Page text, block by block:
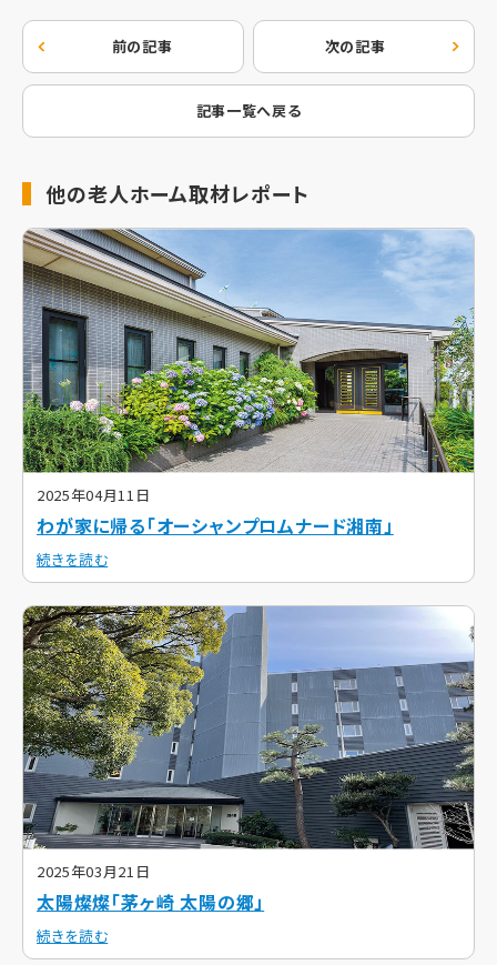
記事一覧へ戻る
次の記事
前の記事
他の老人ホーム取材レポート
2025年04月11日
わが家に帰る「オーシャンプロムナード湘南」
続きを読む
2025年03月21日
太陽燦燦「茅ヶ崎 太陽の郷」
続きを読む